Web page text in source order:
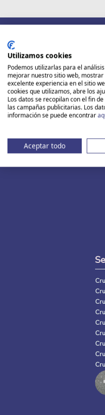
Utilizamos cookies
Podemos utilizarlas para el
mejorar nuestro sitio web,
excelente experiencia en el sitio
cookies que utilizamos, abre los
Los datos se recopilan con el fin
las campañas publicitarias. Los
información se puede encontrar
Aceptar todo